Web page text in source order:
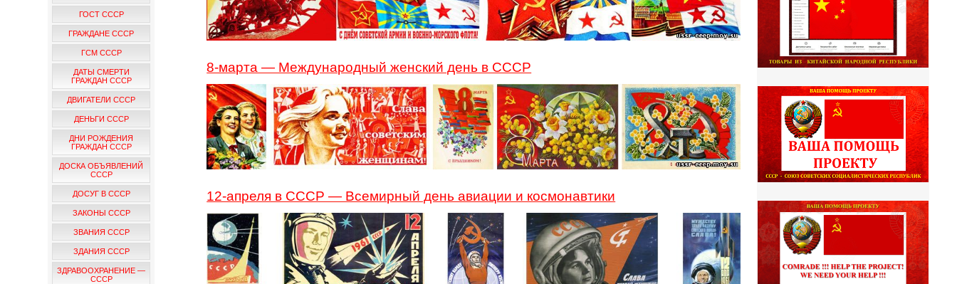
ГОСТ СССР
ГРАЖДАНЕ СССР
ГСМ СССР
ДАТЫ СМЕРТИ
ГРАЖДАН СССР
ДВИГАТЕЛИ СССР
ДЕНЬГИ СССР
ДНИ РОЖДЕНИЯ
ГРАЖДАН СССР
ДОСКА ОБЪЯВЛЕНИЙ
СССР
ДОСУГ В СССР
ЗАКОНЫ СССР
ЗВАНИЯ СССР
ЗДАНИЯ СССР
ЗДРАВООХРАНЕНИЕ —
СССР
8-марта — Международный женский день в СССР
12-апреля в СССР — Всемирный день авиации и космонавтики